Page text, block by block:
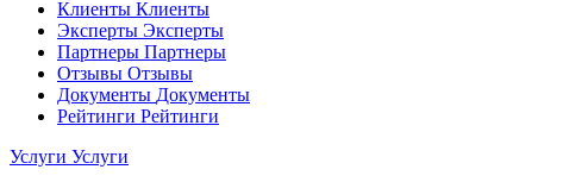
Клиенты Клиенты
Эксперты Эксперты
Партнеры Партнеры
Отзывы Отзывы
Документы Документы
Рейтинги Рейтинги
Услуги Услуги